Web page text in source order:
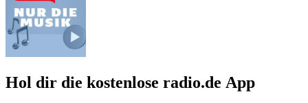
Hol dir die kostenlose radio.de App